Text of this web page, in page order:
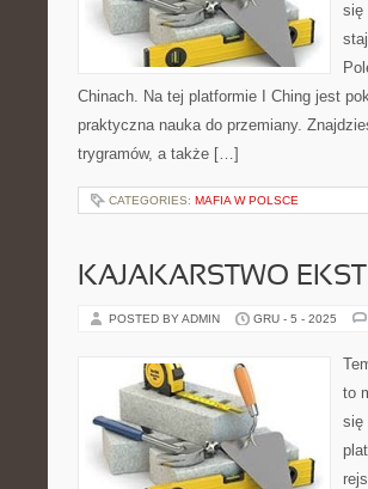
się
Chinach. Na tej platformie I Ching jest
praktyczna nauka do przemiany.
trygramów, a także […]
CATEGORIES: MAFIA W POLSCE
KAJAKARSTWO
POSTED BY ADMIN GRU - 5 - 2025
to
się